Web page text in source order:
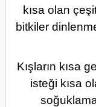
kısa olan
bitkiler
Kışların kısa
isteği kısa